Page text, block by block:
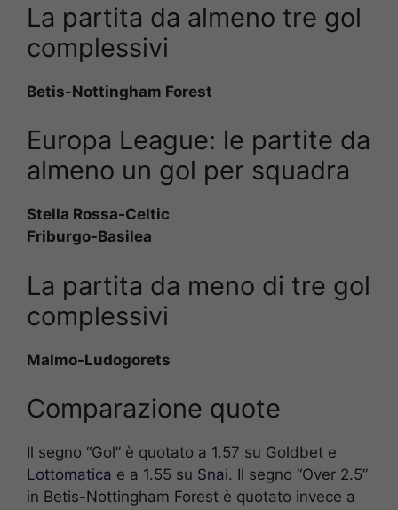
La partita da almeno tre gol
complessivi
Betis-Nottingham Forest
Europa League: le partite da
almeno un gol per squadra
Stella Rossa-Celtic
Friburgo-Basilea
La partita da meno di tre gol
complessivi
Malmo-Ludogorets
Comparazione quote
Il segno “Gol” è quotato a 1.57 su Goldbet e
Lottomatica e a 1.55 su Snai. Il segno “Over 2.5”
in Betis-Nottingham Forest è quotato invece a